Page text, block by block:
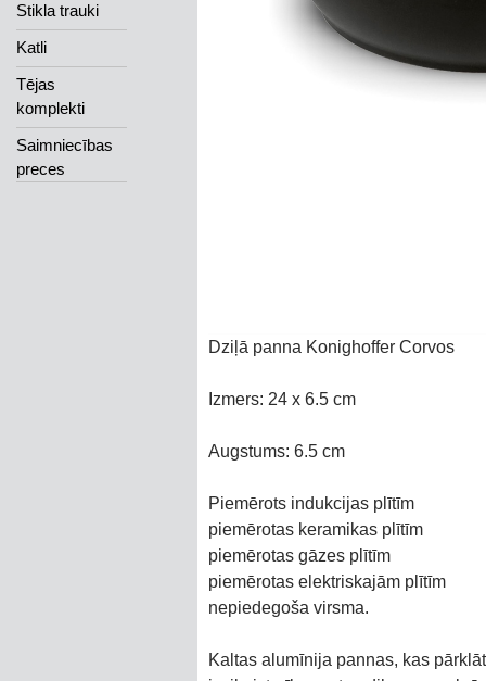
Dziļā panna Konighoffer Corvos
Izmers: 24 x 6.5 cm
Augstums: 6.5 cm
Piemērots indukcijas plītīm
piemērotas keramikas plītīm
piemērotas gāzes plītīm
piemērotas elektriskajām plītīm
nepiedegoša virsma.
Kaltas alumīnija pannas, kas
Stikla trauki
Katli
Tējas
komplekti
Saimniecības
preces